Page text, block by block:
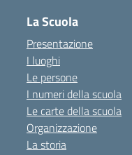
La Scuola
Presentazione
I luoghi
Le persone
I numeri della scuola
Le carte della scuola
Organizzazione
La storia